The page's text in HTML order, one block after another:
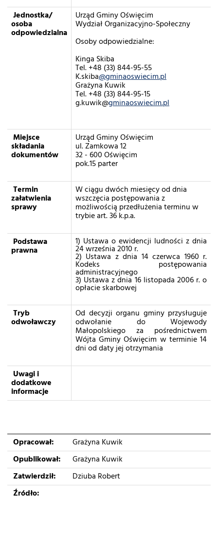
Jednostka/
osoba
odpowiedzialna
Urząd Gminy Oświęcim
Wydział Organizacyjno-Społeczny
Osoby odpowiedzialne:
Kinga Skiba
Tel. +48 (33) 844-95-55
K.skiba@gminaoswiecim.pl
Grażyna Kuwik
Tel. +48 (33) 844-95-15
g.kuwik@gminaoswiecim.pl
Miejsce
składania
dokumentów
Urząd Gminy Oświęcim
ul. Zamkowa 12
32 - 600 Oświęcim
pok.15 parter
Termin
załatwienia
sprawy
W ciągu dwóch miesięcy od dnia
wszczęcia postępowania z
możliwością przedłużenia terminu w
trybie art. 36 k.p.a.
Podstawa
prawna
1) Ustawa o ewidencji ludności z dnia
24 września 2010 r.
2) Ustawa z dnia 14 czerwca 1960 r.
Kodeks postępowania
administracyjnego
3) Ustawa z dnia 16 listopada 2006 r. o
opłacie skarbowej
Tryb
odwoławczy
Od decyzji organu gminy przysługuje
odwołanie do Wojewody
Małopolskiego za pośrednictwem
Wójta Gminy Oświęcim w terminie 14
dni od daty jej otrzymania
Uwagi i
dodatkowe
informacje
Opracował:
Grażyna Kuwik
Opublikował:
Grażyna Kuwik
Zatwierdził:
Dziuba Robert
Źródło: